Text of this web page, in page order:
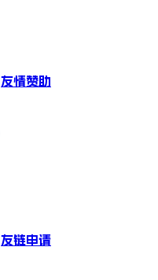
友情赞助
友链申请